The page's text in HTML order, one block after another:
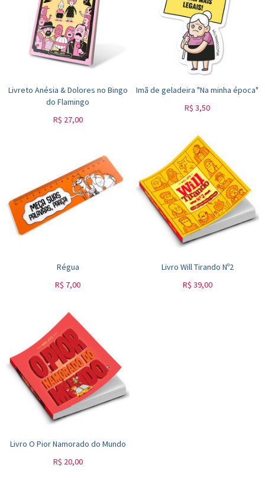
Livreto Anésia & Dolores no Bingo
do Flamingo
R$ 27,00
Imã de geladeira "Na minha época"
R$ 3,50
Régua
R$ 7,00
Livro Will Tirando Nº2
R$ 39,00
Livro O Pior Namorado do Mundo
R$ 20,00